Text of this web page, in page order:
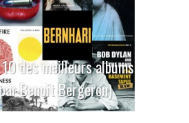
des meilleurs albums
Benoit Bergeron)